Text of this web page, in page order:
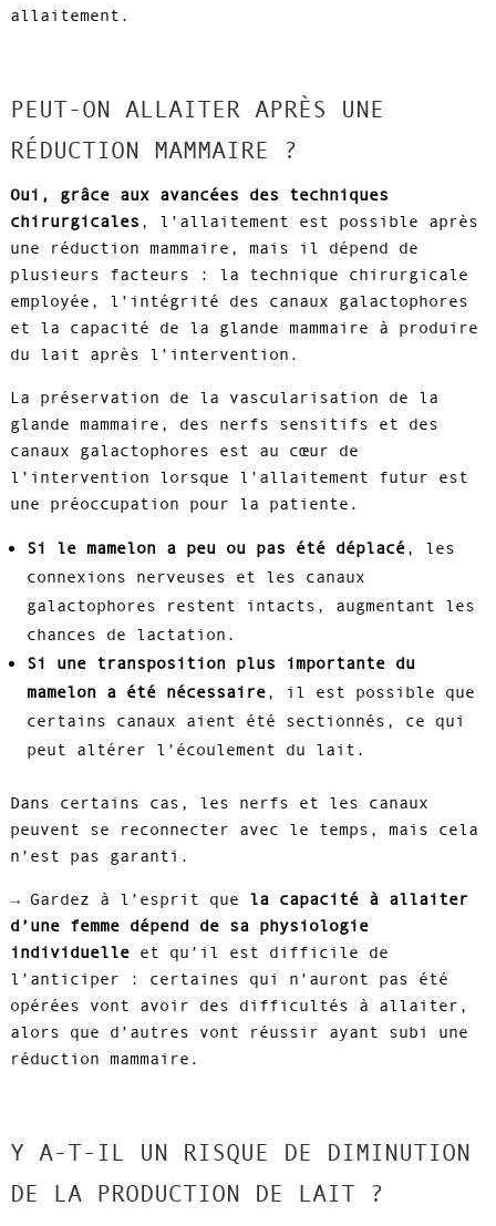
allaitement.
PEUT-ON ALLAITER APRÈS UNE
RÉDUCTION MAMMAIRE ?
Oui, grâce aux avancées des techniques
chirurgicales , l’allaitement est possible après
une réduction mammaire, mais il dépend de
plusieurs facteurs : la technique chirurgicale
employée, l’intégrité des canaux galactophores
et la capacité de la glande mammaire à produire
du lait après l’intervention.
La préservation de la vascularisation de la
glande mammaire, des nerfs sensitifs et des
canaux galactophores est au cœur de
l’intervention lorsque l’allaitement futur est
une préoccupation pour la patiente.
Si le mamelon a peu ou pas été déplacé, les
connexions nerveuses et les canaux
galactophores restent intacts, augmentant les
chances de lactation.
Si une transposition plus importante du
mamelon a été nécessaire, il est possible que
certains canaux aient été sectionnés, ce qui
peut altérer l’écoulement du lait.
Dans certains cas, les nerfs et les canaux
peuvent se reconnecter avec le temps, mais cela
n’est pas garanti.
→ Gardez à l’esprit que la capacité à allaiter
d’une femme dépend de sa physiologie
individuelle et qu’il est difficile de
l’anticiper : certaines qui n’auront pas été
opérées vont avoir des difficultés à allaiter,
alors que d’autres vont réussir ayant subi une
réduction mammaire.
Y A-T-IL UN RISQUE DE DIMINUTION
DE LA PRODUCTION DE LAIT ?